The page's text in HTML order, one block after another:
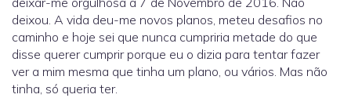
deixou. A vida deu-me novos planos, meteu desafios no
caminho e hoje sei que nunca cumpriria metade do que
disse querer cumprir porque eu o dizia para tentar fazer
ver a mim mesma que tinha um plano, ou vários. Mas não
tinha, só queria ter.